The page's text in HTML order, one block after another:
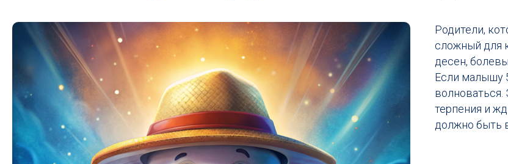
Родители,
сложный для
десен,
Если малышу
волноваться.
терпения и
должно быть